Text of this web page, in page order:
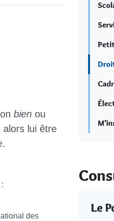
bien ou
alors lui être
des
Le